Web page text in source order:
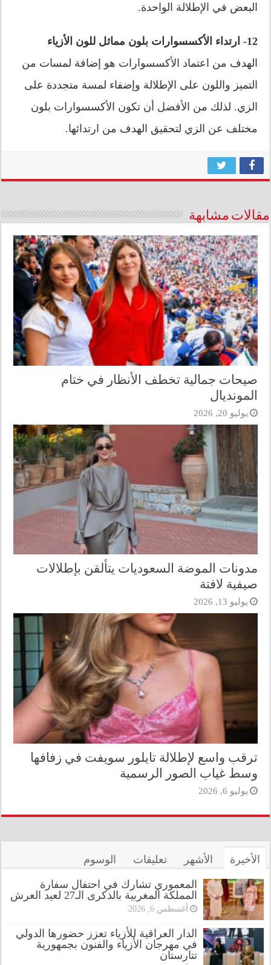
البعض في الإطلالة الواحدة.
12- ارتداء الأكسسوارات بلون مماثل للون الأزياء
الهدف من اعتماد الأكسسوارات هو إضافة لمسات من
التميز واللون على الإطلالة وإضفاء لمسة متجددة على
الزي. لذلك من الأفضل أن تكون الأكسسوارات بلون
مختلف عن الزي لتحقيق الهدف من ارتدائها.
مقالات مشابهة
صيحات جمالية تخطف الأنظار في ختام
المونديال
يوليو 20, 2026
مدونات الموضة السعوديات يتألقن بإطلالات
صيفية لافتة
يوليو 13, 2026
ترقب واسع لإطلالة تايلور سويفت في زفافها
وسط غياب الصور الرسمية
يوليو 6, 2026
الأخيرة الأشهر تعليقات الوسوم
المعموري تشارك في احتفال سفارة
المملكة المغربية بالذكرى الـ27 لعيد العرش
أغسطس 6, 2026
الدار العراقية للأزياء تعزز حضورها الدولي
في مهرجان الأزياء والفنون بجمهورية
تتارستان